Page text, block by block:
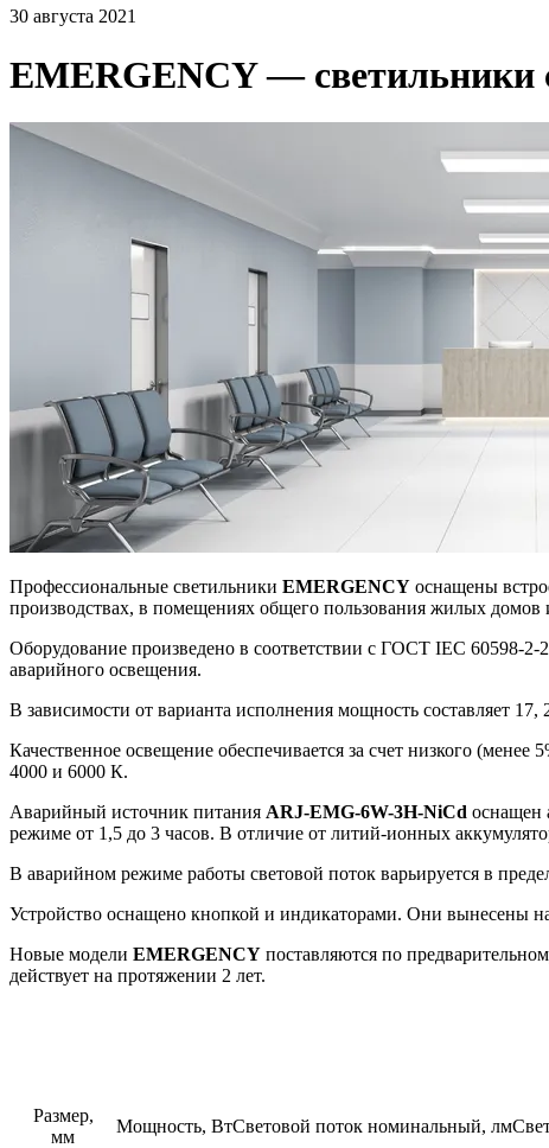
30 августа 2021
EMERGENCY — светильники
Профессиональные светильники EMERGENCY оснащены
производствах, в помещениях общего пользования жилых
Оборудование произведено в соответствии с ГОСТ IEC 60598-2-
аварийного освещения.
В зависимости от варианта исполнения мощность составляет
Качественное освещение обеспечивается за счет низкого
4000 и 6000 К.
Аварийный источник питания ARJ-EMG-6W-3H-NiCd оснащен
режиме от 1,5 до 3 часов. В отличие от литий-ионных
В аварийном режиме работы световой поток варьируется в
Устройство оснащено кнопкой и индикаторами. Они вынесены на
Новые модели EMERGENCY поставляются по
действует на протяжении 2 лет.
Размер,
мм
Мощность, ВтСветовой поток номинальный, лм